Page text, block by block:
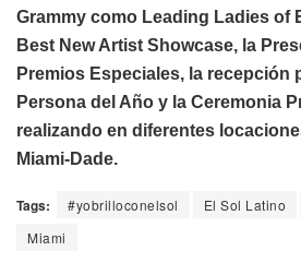
Grammy como Leading Ladies of
Best New Artist Showcase, la
Premios Especiales, la recepción
Persona del Año y la Ceremonia
realizando en diferentes
Miami-Dade.
Tags: #yobrilloconelsol El Sol Latino
Miami